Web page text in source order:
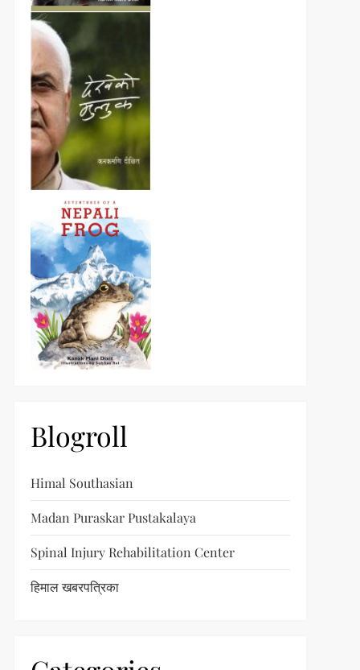
Blogroll
Himal Southasian
Madan Puraskar Pustakalaya
Spinal Injury Rehabilitation Center
हिमाल खबरपत्रिका